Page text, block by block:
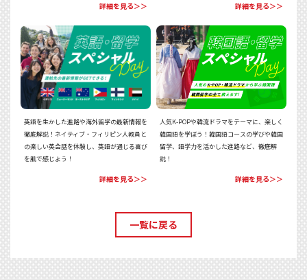
詳細を見る＞＞ 詳細を見る＞＞
英語を生かした進路や海外留学の最新情報を
徹底解説！ネイティブ・フィリピン人教員と
の楽しい英会話を体験し、英語が通じる喜び
を肌で感じよう！
詳細を見る＞＞
人気K-POPや韓流ドラマをテーマに、楽しく
韓国語を学ぼう！韓国語コースの学びや韓国
留学、語学力を活かした進路など、徹底解
説！
詳細を見る＞＞
一覧に戻る